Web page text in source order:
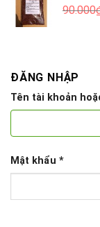
ĐĂNG NHẬP
Tên tài khoản
Mật khẩu *
90.000